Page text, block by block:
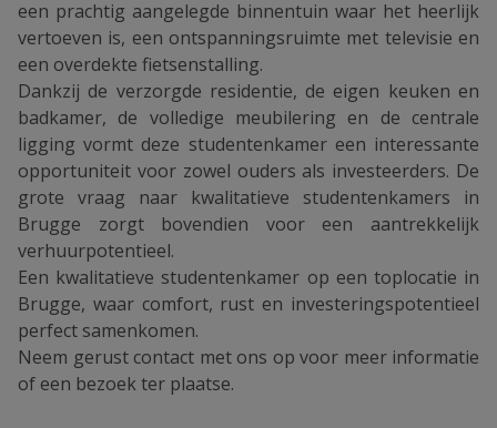
een prachtig aangelegde binnentuin waar het heerlijk
vertoeven is, een ontspanningsruimte met televisie en
een overdekte fietsenstalling.
Dankzij de verzorgde residentie, de eigen keuken en
badkamer, de volledige meubilering en de centrale
ligging vormt deze studentenkamer een interessante
opportuniteit voor zowel ouders als investeerders. De
grote vraag naar kwalitatieve studentenkamers in
Brugge zorgt bovendien voor een aantrekkelijk
verhuurpotentieel.
Een kwalitatieve studentenkamer op een toplocatie in
Brugge, waar comfort, rust en investeringspotentieel
perfect samenkomen.
Neem gerust contact met ons op voor meer informatie
of een bezoek ter plaatse.